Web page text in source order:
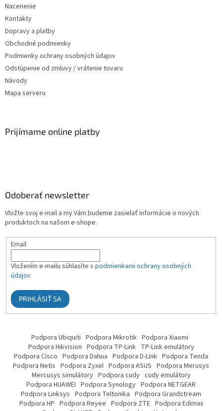
Nacenenie
Kontakty
Dopravy a platby
Obchodné podmienky
Podmienky ochrany osobných údajov
Odstúpenie od zmluvy / vrátenie tovaru
Návody
Mapa serveru
Prijímame online platby
Odoberať newsletter
Vložte svoj e-mail a my Vám budeme zasielať informácie o nových
produktoch na našom e-shope.
Email
Vložením e-mailu súhlasíte s podmienkami ochrany osobných
údajov
PRIHLÁSIŤ SA
Podpora Ubiquiti Podpora Mikrotik Podpora Xiaomi
Podpora Hikvision Podpora TP-Link TP-Link emulátory
Podpora Cisco Podpora Dahua Podpora D-Link Podpora Tenda
Podpora Netis Podpora Zyxel Podpora ASUS Podpora Merusys
Mercusys simulátory Podpora cudy cudy emulátory
Podpora HUAWEI Podpora Synology Podpora NETGEAR
Podpora Linksys Podpora Teltonika Podpora Grandstream
Podpora HP Podpora Reyee Podpora ZTE Podpora Edimax